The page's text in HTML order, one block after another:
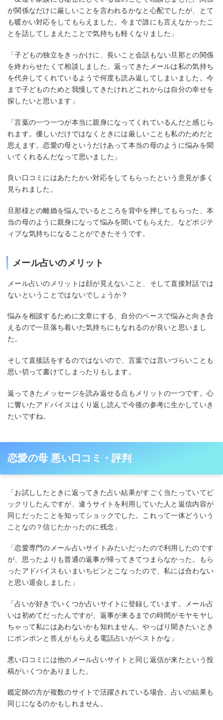
が関係なだけに厳しいことを言われるかなと心配でしたが、とて
も暖かい対応をしてもらえました。今まで誰にも言えなかったこ
とを話してしまえたことで気持ちも軽くなりました」
「子どもの独立をきっかけに、長いこと会話もない旦那との関係
を終わらせたくて相談しました。返ってきたメールは私の気持ち
を代弁してくれているようで何度も読み返してしまいました。今
まで子どものためと我慢してきたけれどこれからは自分の幸せを
探したいと思います」
「言葉の一つ一つが本当に親身になってくれているんだと感じら
れます。優しいだけではなくときには厳しいことも私のためだと
思えます。恋愛の母というだけあって本当の母のように悩みを聞
いてくれるんだなって思いました」
良い口コミにはあたたかい対応をしてもらったという意見が多く
見られました。
旦那様との離婚を悩んでいるところを背中を押してもらった、本
当の母のように親身になって悩みを聞いてもらえた、などポジテ
ィブな気持ちになることができたそうです。
メール占いのメリット
メール占いのメリットは顔が見えないこと、そして直接対話では
ないということではないでしょうか？
悩みを相談するために文章にする、自分のペースで悩みと向き合
えるので一旦落ち着いた気持ちにもなれるのが良いと思いまし
た。
そして直接話をするのではないので、言葉では言いづらいことも
思い切って書けてしまったりもします。
返ってきたメッセージを読み返せる点もメリットの一つです。心
に響いたアドバイスはくり返し読んで今後の参考に生かしていき
たいですね。
恋愛の母 悪い口コミ・評判
「お試ししたときに返ってきた占い結果がすごく当たっていてビ
ックリしたんですが、違うサイトを利用していた人と返信内容が
同じだったことを知ってショックでした。これって一体どういう
ことなの？信じたかったのに残念」
「恋愛専門のメール占いサイトみたいだったので利用したのです
が、思ったよりも普通の返事が帰ってきてつまらなかった。もら
ったアドバイスもいまいちピンとこなったので、私には合わない
と思い退会しました」
「占いが好きでいくつか占いサイトに登録しています。メール占
いは初めてだったんですが、返事が来るまでの時間がモヤモヤし
ちゃって私にはあわないかも知れません。やっぱり聞きたいとき
にポンポンと答えがもらえる電話占いがベストかな」
悪い口コミには他のメール占いサイトと同じ返信が来たという投
稿がいくつかありました。
鑑定師の方が複数のサイトで活躍されている場合、占いの結果も
同じになるのかもしれません。